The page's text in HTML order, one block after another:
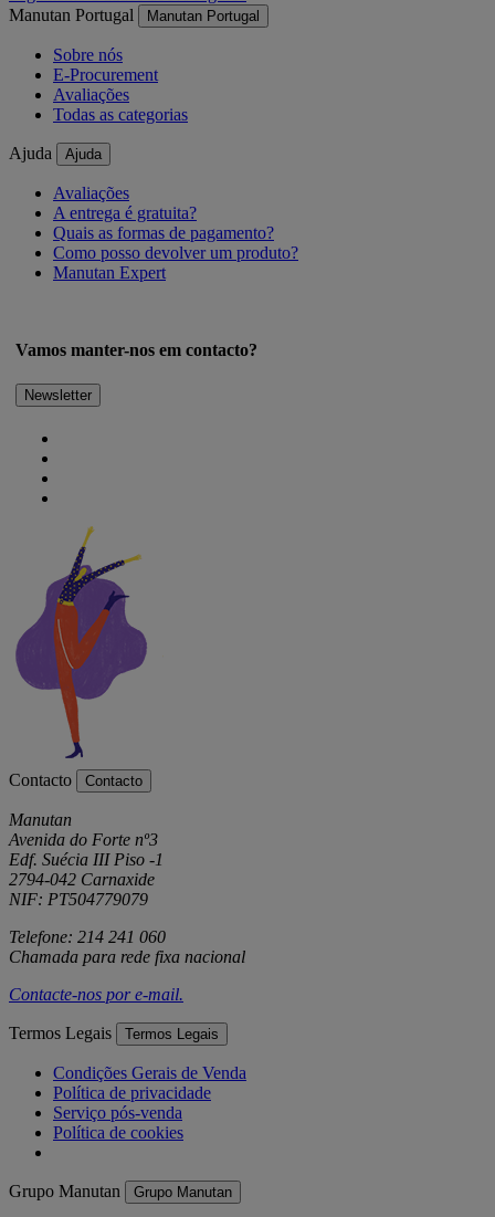
Manutan Portugal
Manutan Portugal
Sobre nós
E-Procurement
Avaliações
Todas as categorias
Ajuda Ajuda
Avaliações
A entrega é gratuita?
Quais as formas de pagamento?
Como posso devolver um produto?
Manutan Expert
Vamos manter-nos em contacto?
Newsletter
Contacto Contacto
Manutan
Avenida do Forte nº3
Edf. Suécia III Piso -1
2794-042 Carnaxide
NIF: PT504779079
Telefone: 214 241 060
Chamada para rede fixa nacional
Contacte-nos pore-mail.
Termos Legais Termos Legais
Condições Gerais de Venda
Política de privacidade
Serviço pós-venda
Política de cookies
Grupo Manutan Grupo Manutan